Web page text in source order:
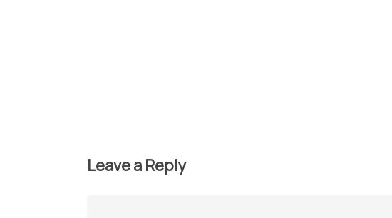
Leave a Reply